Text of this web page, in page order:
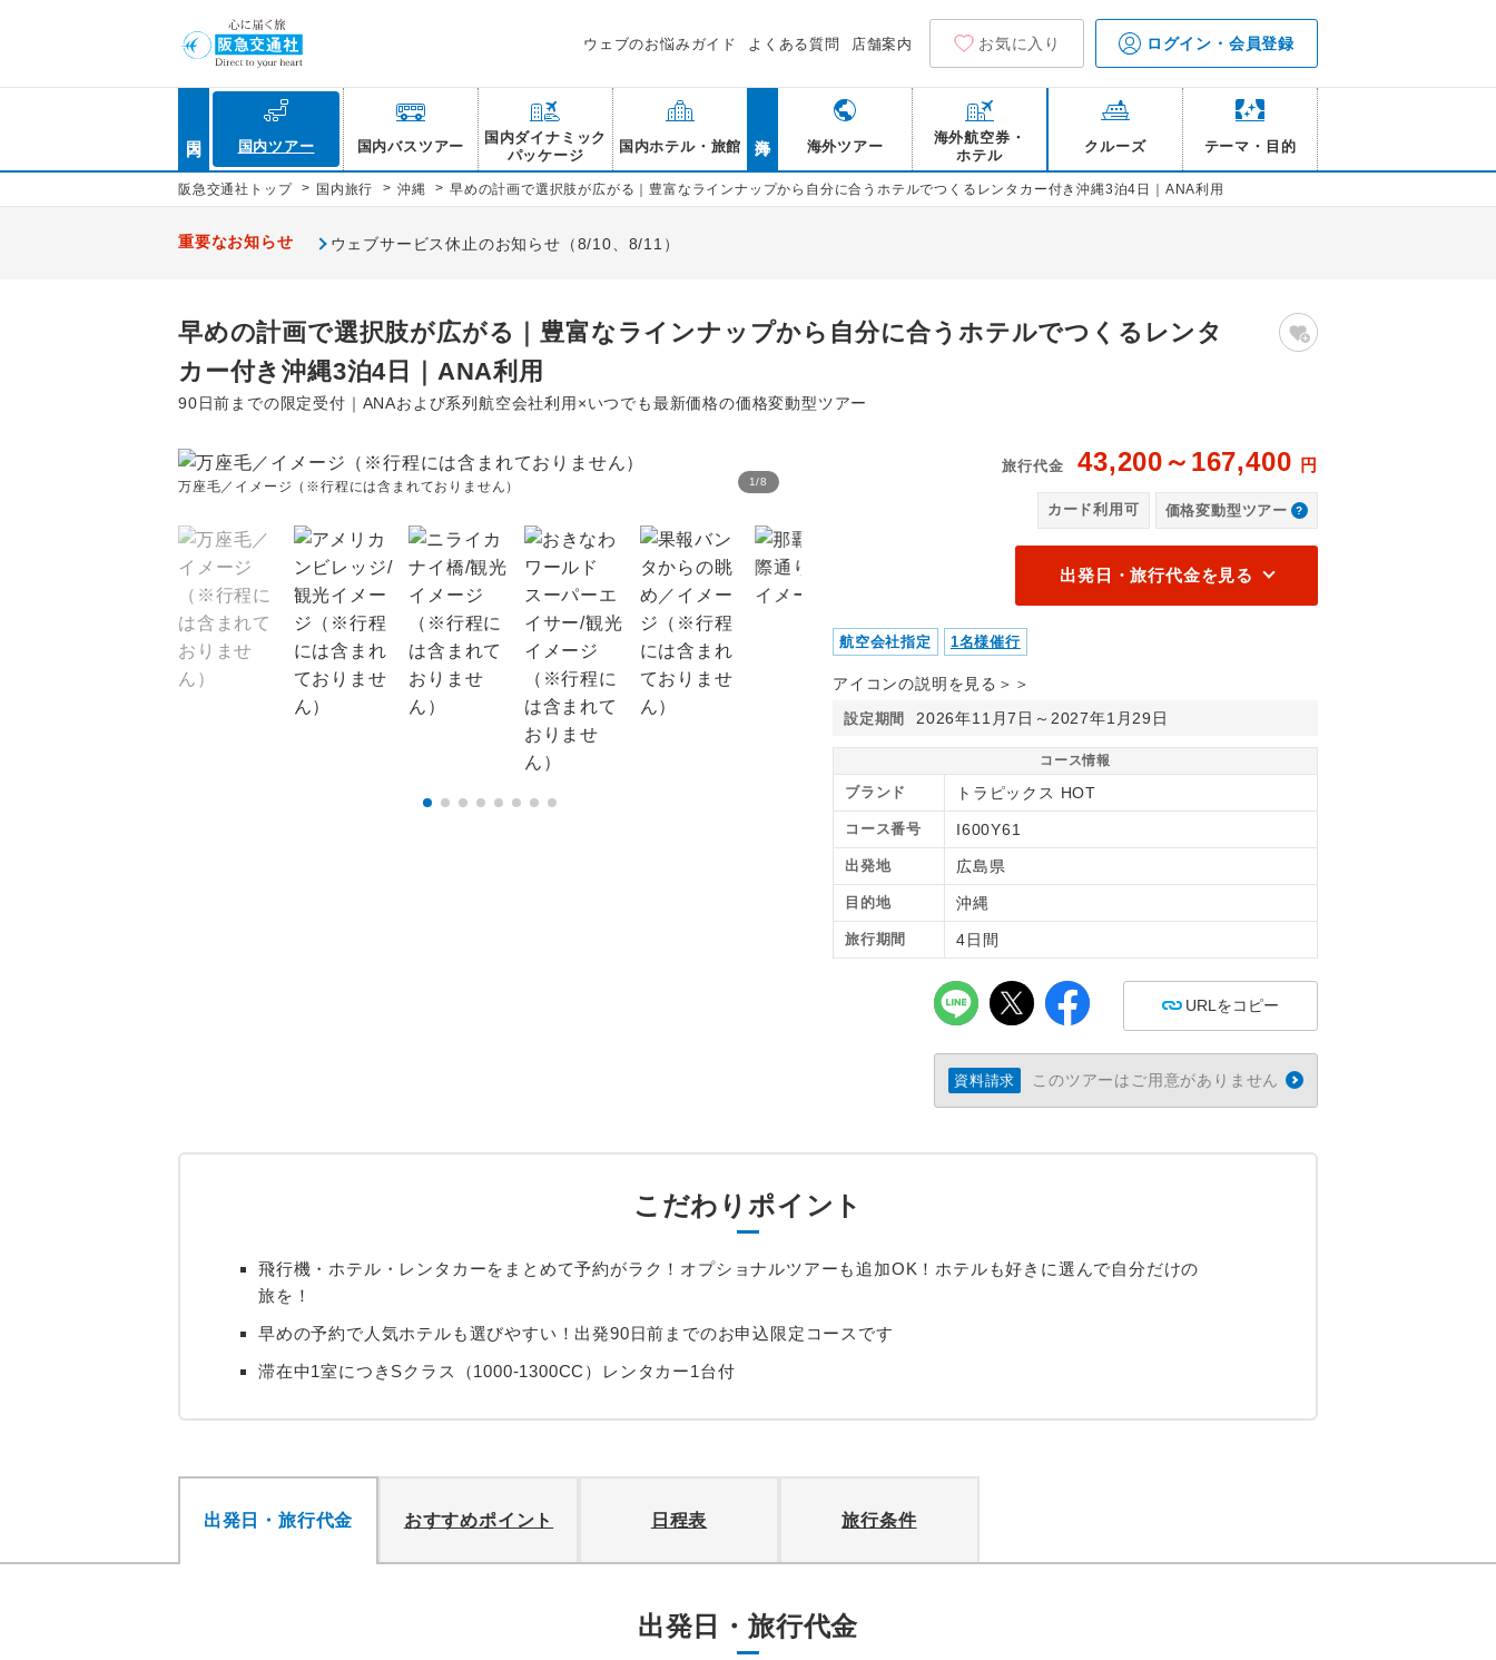
ウェブのお悩みガイド よくある質問 店舗案内 お気に入り ログイン・会員登録
国内ツアー 国内バスツアー
国内ダイナミック
パッケージ
国内ホテル・旅館 海外ツアー
海外航空券・
ホテル
クルーズ テーマ・目的
阪急交通社トップ > 国内旅行 > 沖縄 > 早めの計画で選択肢が広がる｜豊富なラインナップから自分に合うホテルでつくるレンタカー付き沖縄3泊4日｜ANA利用
重要なお知らせ ウェブサービス休止のお知らせ（8/10、8/11）
早めの計画で選択肢が広がる｜豊富なラインナップから自分に合うホテルでつくるレンタ
カー付き沖縄3泊4日｜ANA利用
90日前までの限定受付｜ANAおよび系列航空会社利用×いつでも最新価格の価格変動型ツアー
1/8
万座毛／イメージ（※行程には含まれておりません）
旅行代金 43,200～167,400 円
カード利用可 価格変動型ツアー
出発日・旅行代金を見る
航空会社指定 1名様催行
アイコンの説明を見る＞＞
設定期間 2026年11月7日～2027年1月29日
コース情報
ブランド トラピックス HOT
コース番号 I600Y61
出発地 広島県
目的地 沖縄
旅行期間 4日間
URLをコピー
資料請求 このツアーはご用意がありません
こだわりポイント
飛行機・ホテル・レンタカーをまとめて予約がラク！オプショナルツアーも追加OK！ホテルも好きに選んで自分だけの
旅を！
早めの予約で人気ホテルも選びやすい！出発90日前までのお申込限定コースです
滞在中1室につきSクラス（1000-1300CC）レンタカー1台付
出発日・旅行代金 おすすめポイント 日程表 旅行条件
出発日・旅行代金